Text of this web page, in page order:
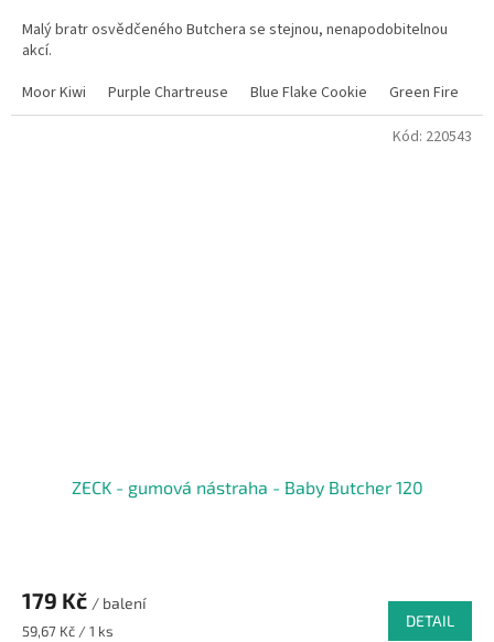
Malý bratr osvědčeného Butchera se stejnou, nenapodobitelnou
akcí.
Moor Kiwi
Purple Chartreuse Blue Flake Cookie Green Fire
ZECK - gumová nástraha - Baby Butcher 120
179 Kč / balení
Měrná
59,67 Kč / 1 ks
DETAIL
Kód: 220543